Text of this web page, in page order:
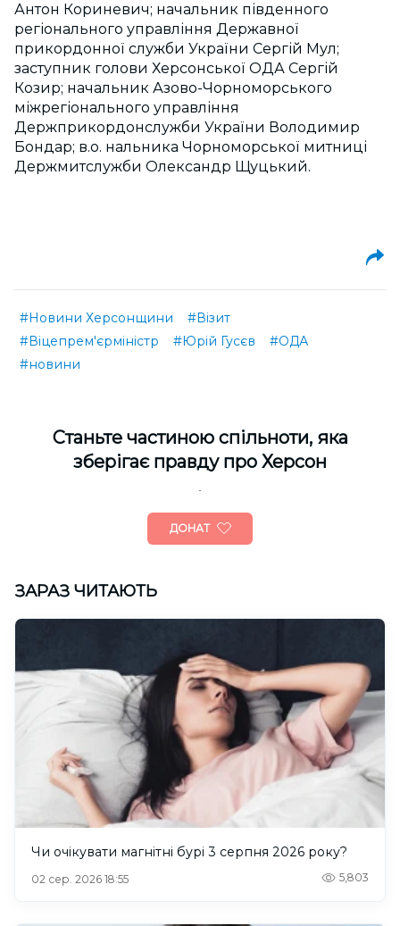
Антон Кориневич; начальник південного
регіонального управління Державної
прикордонної служби України Сергій Мул;
заступник голови Херсонської ОДА Сергій
Козир; начальник Азово-Чорноморського
міжрегіонального управління
Держприкордонслужби України Володимир
Бондар; в.о. нальника Чорноморської митниці
Держмитслужби Олександр Щуцький.
#Новини Херсонщини
#Візит
#Віцепрем'єрміністр
#Юрій Гусєв
#ОДА
#новини
Cтаньте частиною спільноти, яка
зберігає правду про Херсон
ДОНАТ
ЗАРАЗ ЧИТАЮТЬ
Чи очікувати магнітні бурі 3 серпня 2026 року?
02 сер. 2026 18:55 5,803